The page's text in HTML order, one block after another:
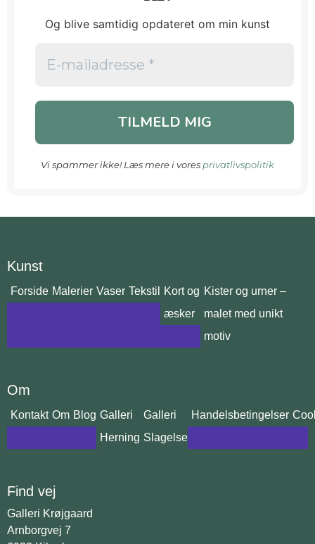
Og blive samtidig opdateret om min kunst
Vi spammer ikke! Læs mere i vores privatlivspolitik
Kunst
Forside Malerier Vaser Tekstil
Kort og
æsker
Kister og urner –
malet med unikt
motiv
Om
Kontakt Om Blog Galleri
Herning
Galleri
Slagelse
Handelsbetingelser
Find vej
Galleri Krøjgaard
Arnborgvej 7